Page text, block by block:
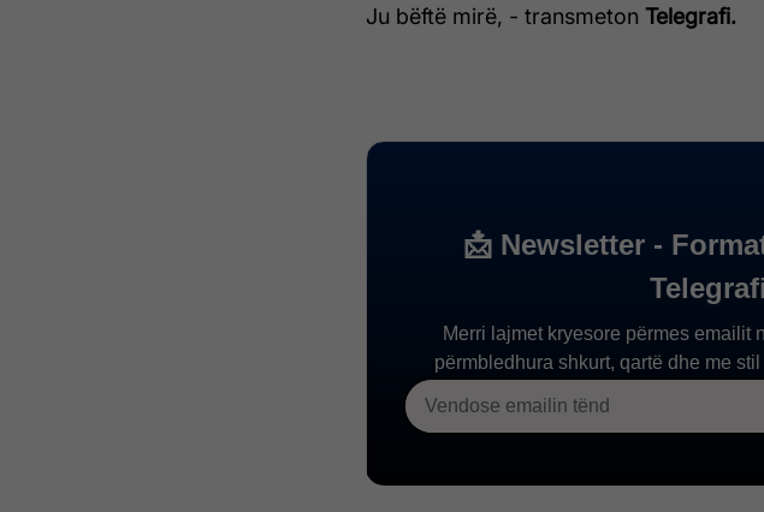
Ju bëftë mirë, - transmeton Telegrafi.